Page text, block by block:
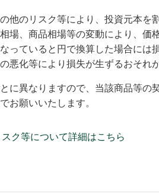
他のリスク等により、投資元本を
場、商品相場等の変動により、価
っていると円で換算した場合には
悪化等により損失が生ずるおそれ
に異なりますので、当該商品等
お願いいたします。
ク等について詳細はこちら